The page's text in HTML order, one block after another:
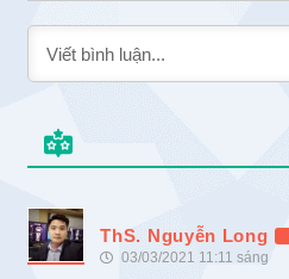
ThS. Nguyễn Long
03/03/2021 11:11 sáng